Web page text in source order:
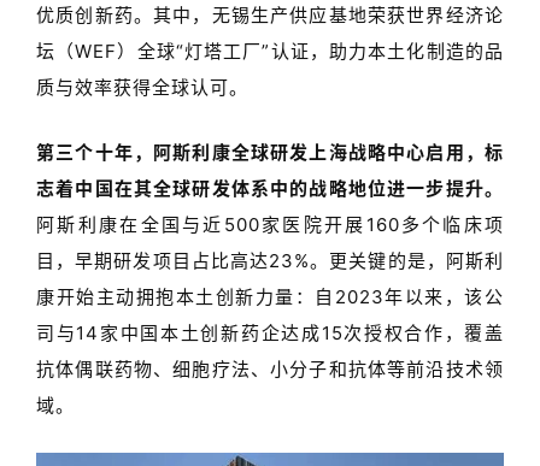
药
资
频
专
区
精
彩
活
动
优质创新药。其中，无锡生产供应基地荣获世界经济论
坛（WEF）全球“灯塔工厂”认证，助力本土化制造的品
质与效率获得全球认可。
第三个十年， 阿斯利康全球研发上海战略中心启用，标
志着中国在其全球研发体系中的战略地位进一步提升。
阿斯利康在全国与近 500家医院开展 160多个临床项
目，早期研发项目占比高达23%。更关键的是，阿斯利
康开始主动拥抱本土创新力量：自 2023年以来，该公
司与14 家中国本土创新药企达成15次授权合作，覆盖
抗体偶联药物、细胞疗法、小分子和抗体等前沿技术领
域。